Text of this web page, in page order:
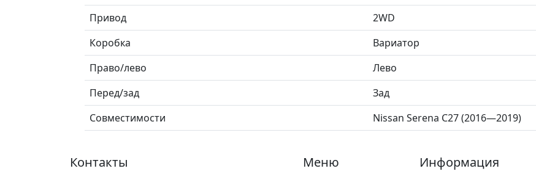
Привод
2WD
Коробка
Вариатор
Право/лево
Лево
Перед/зад
Зад
Совместимости
Nissan Serena C27 (2016—2019)
Контакты Меню Информация